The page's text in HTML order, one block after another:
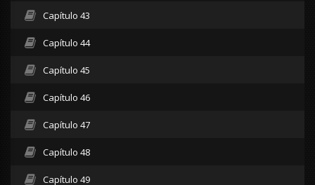
Capítulo 43
Capítulo 44
Capítulo 45
Capítulo 46
Capítulo 47
Capítulo 48
Capítulo 49